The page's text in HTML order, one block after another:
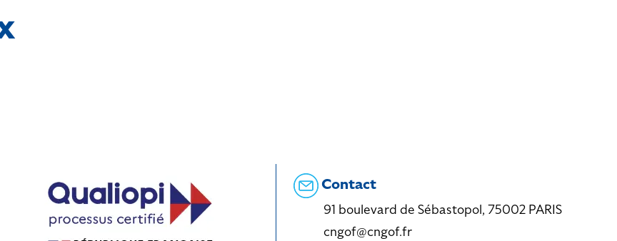
Contact
91 boulevard de Sébastopol, 75002 PARIS
cngof@cngof.fr